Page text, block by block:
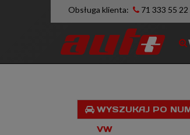
Obsługa klienta: 71 333 55 22
WYSZUKAJ PO
VW